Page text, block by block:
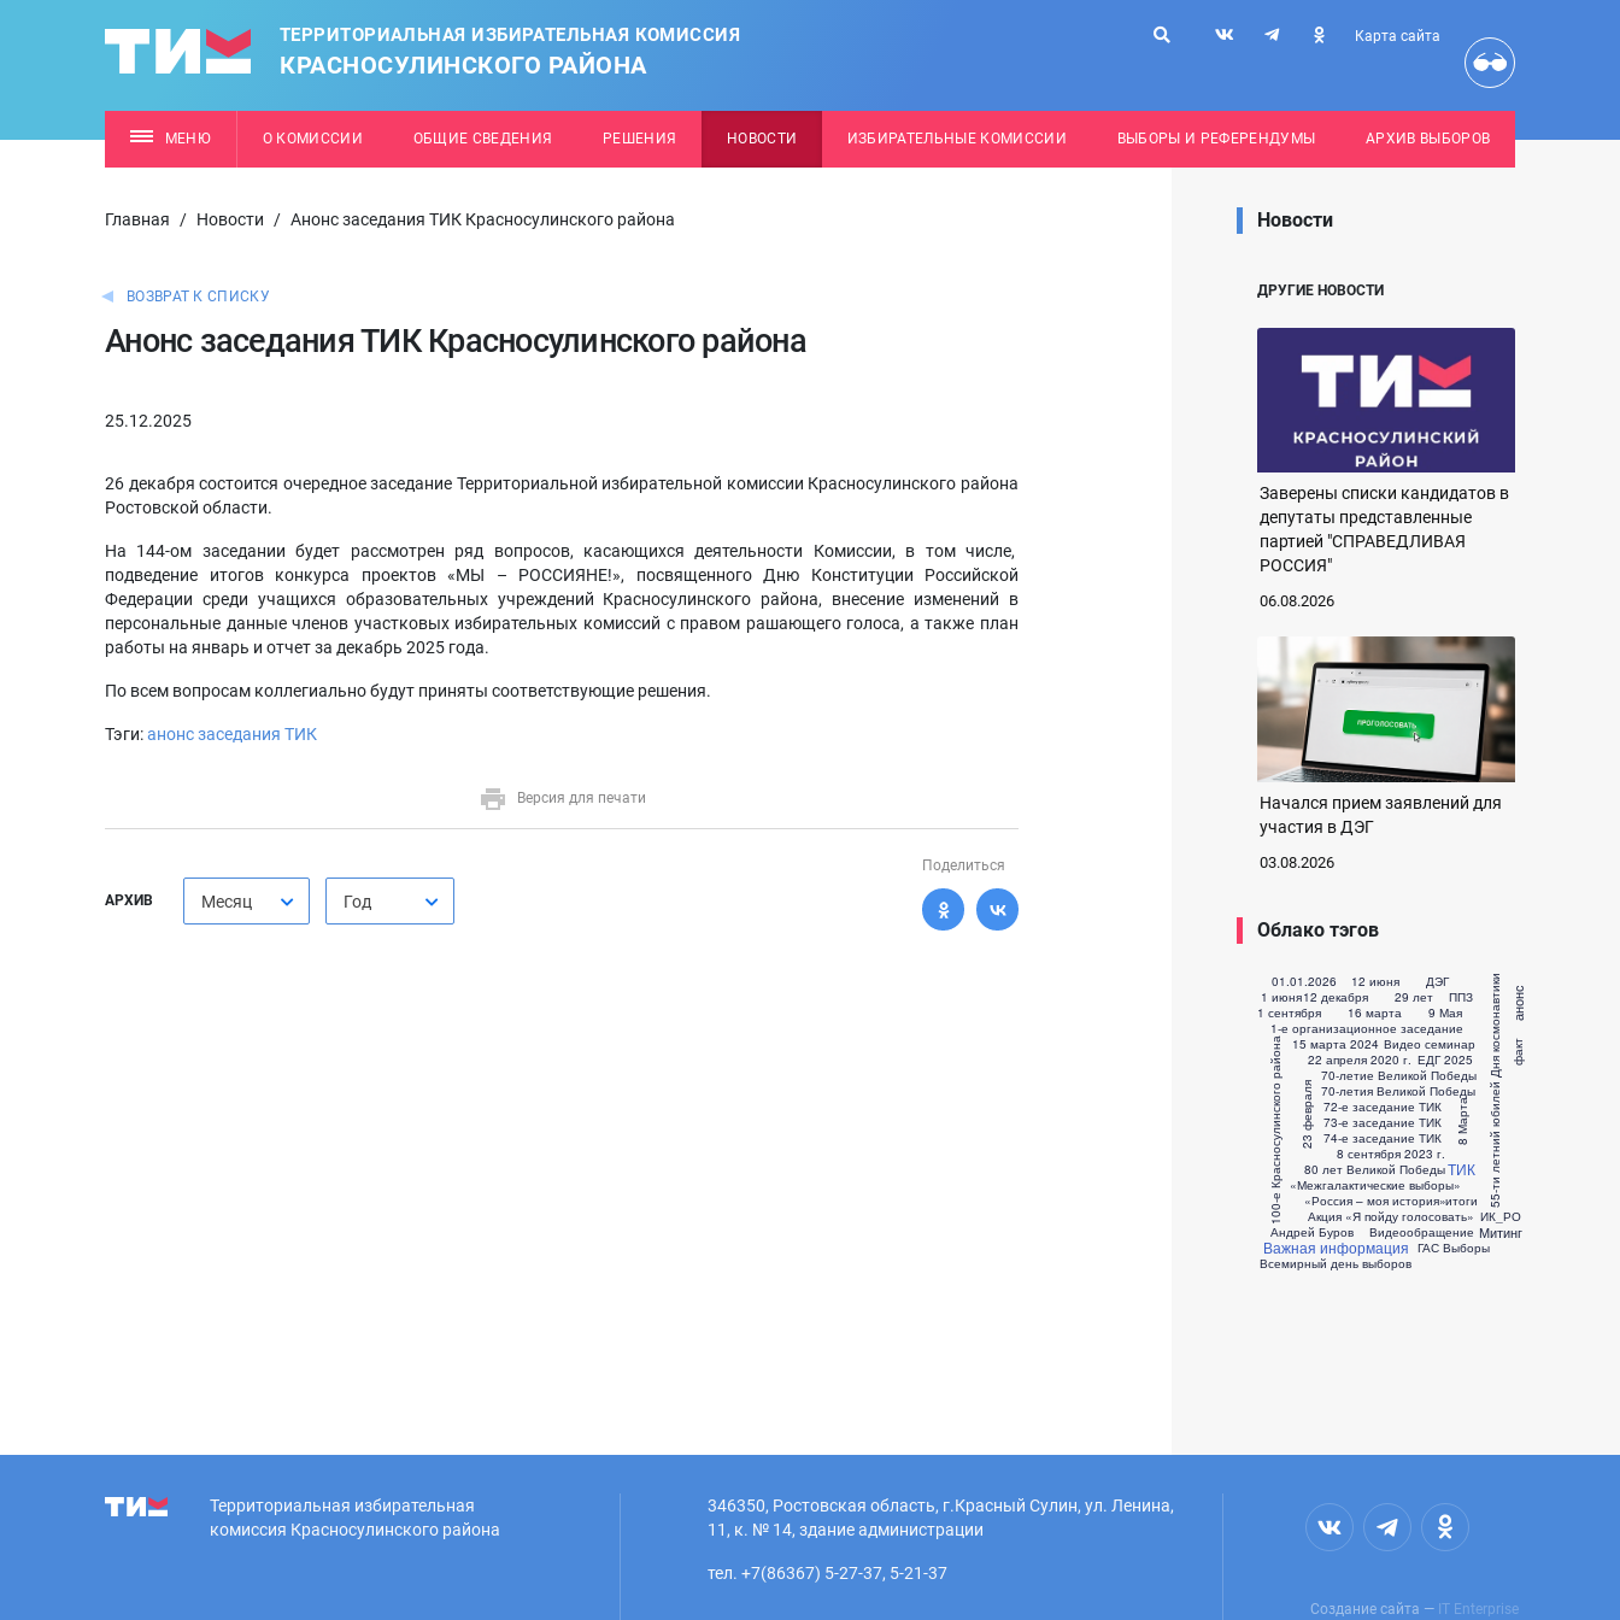
ТЕРРИТОРИАЛЬНАЯ ИЗБИРАТЕЛЬНАЯ КОМИССИЯ
КРАСНОСУЛИНСКОГО РАЙОНА
Карта сайта
МЕНЮ О КОМИССИИ ОБЩИЕ СВЕДЕНИЯ РЕШЕНИЯ НОВОСТИ ИЗБИРАТЕЛЬНЫЕ КОМИССИИ ВЫБОРЫ И РЕФЕРЕНДУМЫ АРХИВ ВЫБОРОВ
Главная / Новости / Анонс заседания ТИК Красносулинского района
ВОЗВРАТ К СПИСКУ
Анонс заседания ТИК Красносулинского района
25.12.2025
26 декабря состоится очередное заседание Территориальной избирательной комиссии Красносулинского района
Ростовской области.
На 144-ом заседании будет рассмотрен ряд вопросов, касающихся деятельности Комиссии, в том числе,
подведение итогов конкурса проектов «МЫ – РОССИЯНЕ!», посвященного Дню Конституции Российской
Федерации среди учащихся образовательных учреждений Красносулинского района, внесение изменений в
персональные данные членов участковых избирательных комиссий с правом рашающего голоса, а также план
работы на январь и отчет за декабрь 2025 года.
По всем вопросам коллегиально будут приняты соответствующие решения.
Тэги:анонс заседания ТИК
Версия для печати
АРХИВ Месяц Год
Поделиться
Новости
ДРУГИЕ НОВОСТИ
Заверены списки кандидатов в
депутаты представленные
партией "СПРАВЕДЛИВАЯ
РОССИЯ"
06.08.2026
Начался прием заявлений для
участия в ДЭГ
03.08.2026
Облако тэгов
01.01.2026
1 июня
1 сентября
1-е организационное заседание
100-е Красносулинского района
12 декабря
12 июня
15 марта 2024
16 марта
22 апреля 2020 г.
23 февраля
29 лет 55-ти летний юбилей Дня космонавтики
70-летие Великой Победы
70-летия Великой Победы
72-е заседание ТИК
73-е заседание ТИК
74-е заседание ТИК
8 Марта
8 сентября 2023 г.
80 лет Великой Победы
9 Мая
«Межгалактические выборы»
«Россия – моя история»
Акция «Я пойду голосовать»
Андрей Буров
Важная информация
Видео семинар
Видеообращение
Всемирный день выборов
ГАС Выборы
ДЭГ
ЕДГ 2025
ИК_РО
Митинг
ППЗ
ТИК
анонс
итоги
факт
Территориальная избирательная
комиссия Красносулинского района
346350, Ростовская область, г.Красный Сулин, ул. Ленина,
11, к. № 14, здание администрации
тел. +7(86367) 5-27-37, 5-21-37
Создание сайта — IT Enterprise